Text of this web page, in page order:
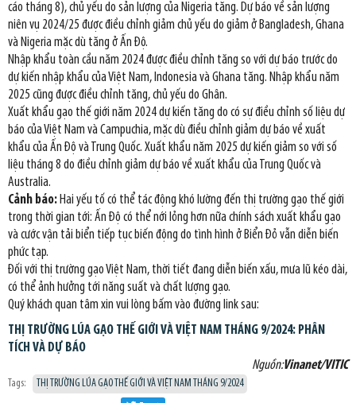
cáo tháng 8), chủ yếu do sản lượng của Nigeria tăng. Dự báo về sản lượng
niên vụ 2024/25 được điều chỉnh giảm chủ yếu do giảm ở Bangladesh, Ghana
và Nigeria mặc dù tăng ở Ấn Độ.
Nhập khẩu toàn cầu năm 2024 được điều chỉnh tăng so với dự báo trước do
dự kiến nhập khẩu của Việt Nam, Indonesia và Ghana tăng. Nhập khẩu năm
2025 cũng được điều chỉnh tăng, chủ yếu do Ghân.
Xuất khẩu gạo thế giới năm 2024 dự kiến tăng do có sự điều chỉnh số liệu dự
báo của Việt Nam và Campuchia, mặc dù điều chỉnh giảm dự báo về xuất
khẩu của Ấn Độ và Trung Quốc. Xuất khẩu năm 2025 dự kiến giảm so với số
liệu tháng 8 do điều chỉnh giảm dự báo về xuất khẩu của Trung Quốc và
Australia.
Cảnh báo: Hai yếu tố có thể tác động khó lường đến thị trường gạo thế giới
trong thời gian tới: Ấn Độ có thể nới lỏng hơn nữa chính sách xuất khẩu gạo
và cước vận tải biển tiếp tục biến động do tình hình ở Biển Đỏ vẫn diễn biến
phức tạp.
Đối với thị trường gạo Việt Nam, thời tiết đang diễn biến xấu, mưa lũ kéo dài,
có thể ảnh hưởng tới năng suất và chất lượng gạo.
Quý khách quan tâm xin vui lòng bấm vào đường link sau:
THỊ TRƯỜNG LÚA GẠO THẾ GIỚI VÀ VIỆT NAM THÁNG 9/2024: PHÂN
TÍCH VÀ DỰ BÁO
Nguồn:Vinanet/VITIC
Tags: THỊ TRƯỜNG LÚA GẠO THẾ GIỚI VÀ VIỆT NAM THÁNG 9/2024